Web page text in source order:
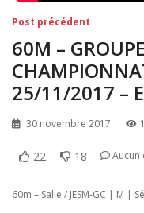
Navigation
de
l’article
Post précédent
60M –
25/11/2017 –
30 novembre 2017
22 18 Aucun
60m – Salle / JESM-GC | M |